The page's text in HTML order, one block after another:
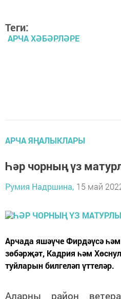
Теги:
АРЧА ХӘБӘРЛӘРЕ
АРЧА ЯҢАЛЫКЛАРЫ
Һәр чорның үз
Румия Надршина, 15 май
Арчада яшәүче Фирдәүсә
зөбәрҗәт, Кадрия һәм
туйларын билгеләп үттеләр.
Аларны район